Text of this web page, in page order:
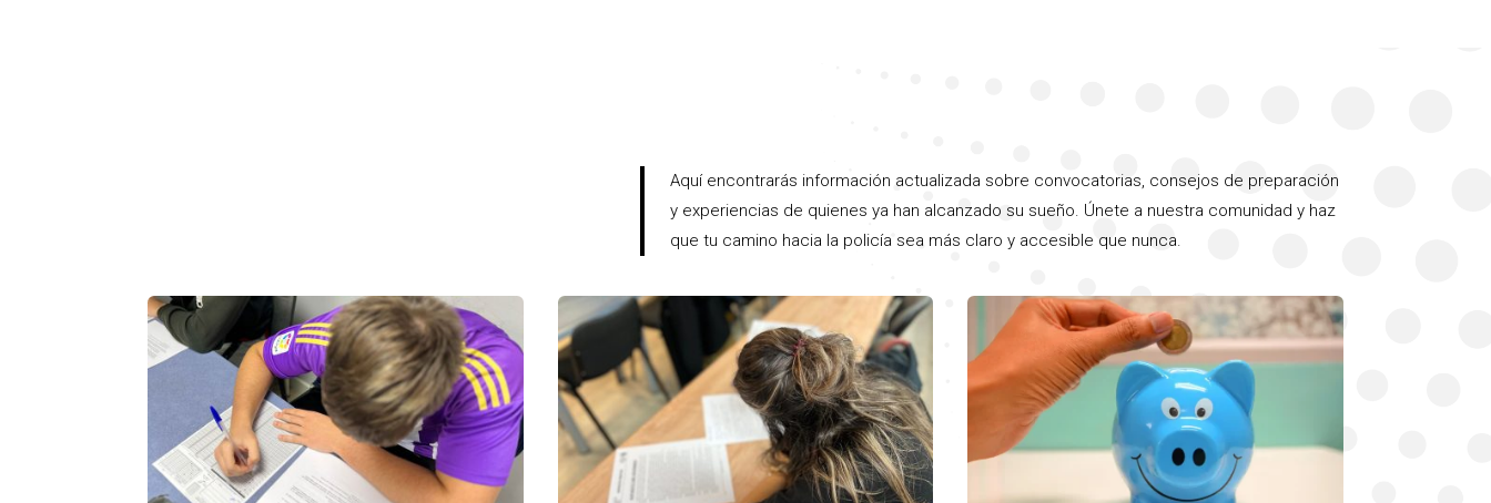
Aquí encontrarás información actualizada sobre convocatorias, consejos de preparación
y experiencias de quienes ya han alcanzado su sueño. Únete a nuestra comunidad y haz
que tu camino hacia la policía sea más claro y accesible que nunca.